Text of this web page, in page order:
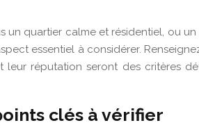
quartier calme et résidentiel, ou
essentiel à considérer.
réputation seront des critères
clés à vérifier